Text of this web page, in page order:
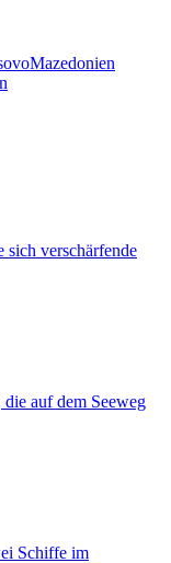
Mazedonien
sich verschärfende
auf dem Seeweg
Schiffe im